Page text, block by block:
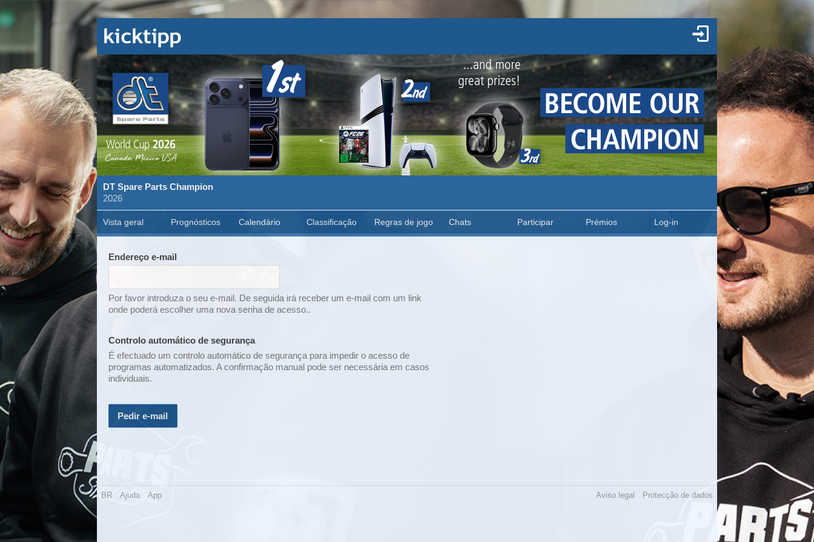
DT Spare Parts Champion
2026
Vista geral Prognósticos Calendário Classificação Regras de jogo Chats Participar Prémios Log-in
Endereço e-mail
Por favor introduza o seu e-mail. De seguida irá receber um e-mail com um link
onde poderá escolher uma nova senha de acesso..
Controlo automático de segurança
É efectuado um controlo automático de segurança para impedir o acesso de
programas automatizados. A confirmação manual pode ser necessária em casos
individuais.
Pedir e-mail
BR Ajuda App Aviso legal Protecção de dados